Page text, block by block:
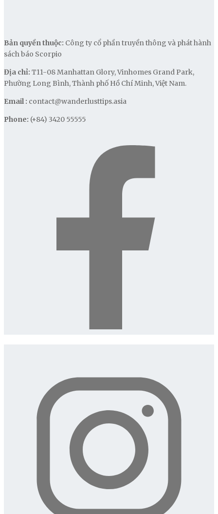
Bản quyền thuộc: Công ty cổ phần truyền thông và phát hành
sách báo Scorpio
Địa chỉ: T11-08 Manhattan Glory, Vinhomes Grand Park,
Phường Long Bình, Thành phố Hồ Chí Minh, Việt Nam.
Email : contact@wanderlusttips.asia
Phone: (+84) 3420 55555